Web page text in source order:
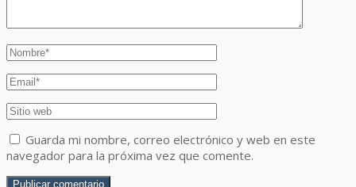
Guarda mi nombre, correo electrónico y web en este
navegador para la próxima vez que comente.